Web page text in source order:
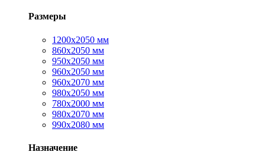
Размеры
1200х2050 мм
860х2050 мм
950х2050 мм
960х2050 мм
960х2070 мм
980х2050 мм
780х2000 мм
980х2070 мм
990х2080 мм
Назначение